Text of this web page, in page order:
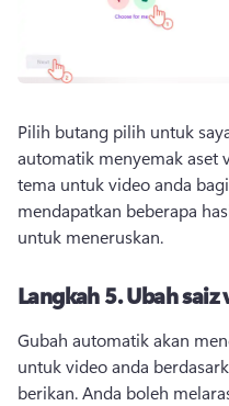
Pilih butang pilih untuk
automatik menyemak aset
tema untuk video anda
mendapatkan beberapa
untuk meneruskan.
Langkah 5.Ubah
Gubah automatik akan
untuk video anda
berikan. Anda boleh